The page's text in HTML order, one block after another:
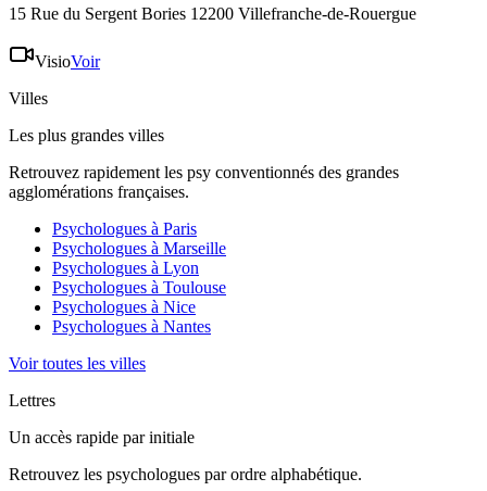
15 Rue du Sergent Bories 12200 Villefranche-de-Rouergue
VisioVoir
Villes
Les plus grandes villes
Retrouvez rapidement les psy conventionnés des grandes
agglomérations françaises.
Psychologues à Paris
Psychologues à Marseille
Psychologues à Lyon
Psychologues à Toulouse
Psychologues à Nice
Psychologues à Nantes
Voir toutes les villes
Lettres
Un accès rapide par initiale
Retrouvez les psychologues par ordre alphabétique.